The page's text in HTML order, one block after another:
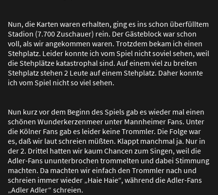
Nun, die Karten waren erhalten, ging es ins schon überfülltem
Stadion (7.700 Zuschauer) rein. Der Gästeblock war schon
voll, als wir angekommen waren. Trotzdem bekam ich einen
Stehplatz. Leider konnte ich vom Spiel nicht soviel sehen, weil
die Stehplätze katastrophal sind. Auf einem viel zu breiten
Stehplatz stehen 2 Leute auf einem Stehplatz. Daher konnte
ich vom Spiel nicht so viel sehen.
Nun kurz vor dem Beginn des Spiels gab es wieder mal einen
schönen Wunderkerzenmeer unter Mannheimer Fans. Unter
die Kölner Fans gab es leider keine Trommler. Die Folge war
es, daßwir laut schreien müßten. Klappt manchmal ja. Nur in
der 2. Drittel hatten wir kaum Chancen zum Singen, weil die
Adler-Fans ununterbrochen trommelten und dabei Stimmung
machten. Da machten wir einfach den Trommler nach und
schreien immer wieder „Haie Haie“, während die Adler-Fans
„Adler Adler“ schreien.